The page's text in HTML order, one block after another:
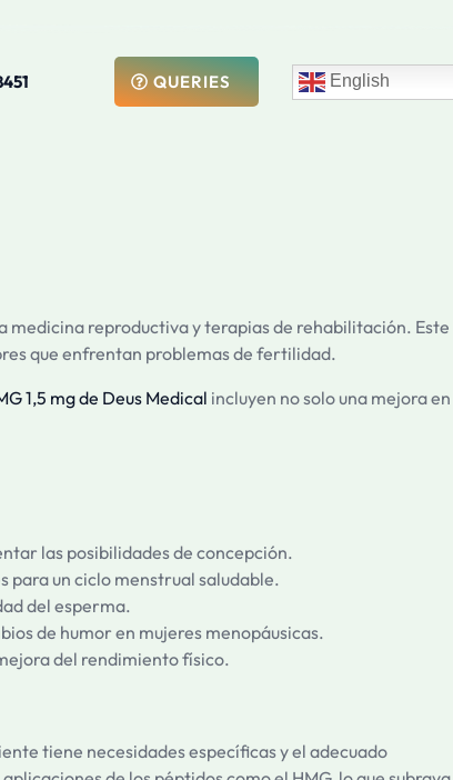
QUERIES English
medicina reproductiva y terapias de rehabilitación. Este
que enfrentan problemas de fertilidad.
1,5 mg de Deus Medical incluyen no solo una mejora en
las posibilidades de concepción.
para un ciclo menstrual saludable.
del esperma.
de humor en mujeres menopáusicas.
del rendimiento físico.
tiene necesidades específicas y el adecuado